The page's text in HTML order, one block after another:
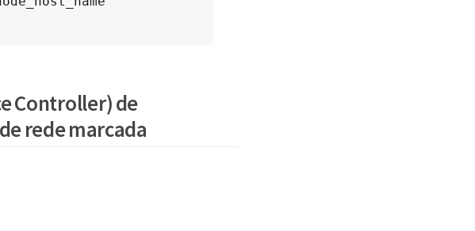
Controller) de
rede marcada